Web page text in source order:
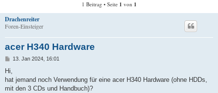
1 Beitrag • Seite 1 von 1
Drachenreiter
Foren-Einsteiger
acer H340 Hardware
B
t
r
a
13. Jan 2024, 16:01
Hi,
hat jemand noch Verwendung für eine acer H340 Hardware (ohne HDDs,
mit den 3 CDs und Handbuch)?